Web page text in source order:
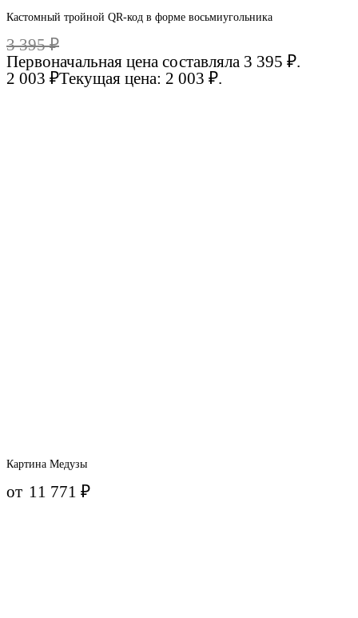
Кастомный тройной QR-код в форме восьмиугольника
3 395₽
Первоначальная цена составляла 3 395 ₽.
2 003 ₽Текущая цена: 2 003 ₽.
Картина Медузы
от 11 771₽